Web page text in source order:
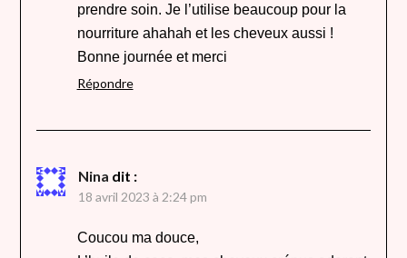
prendre soin. Je l’utilise beaucoup pour la
nourriture ahahah et les cheveux aussi !
Bonne journée et merci
Répondre
Nina dit :
18 avril 2023 à 2:24 pm
Coucou ma douce,